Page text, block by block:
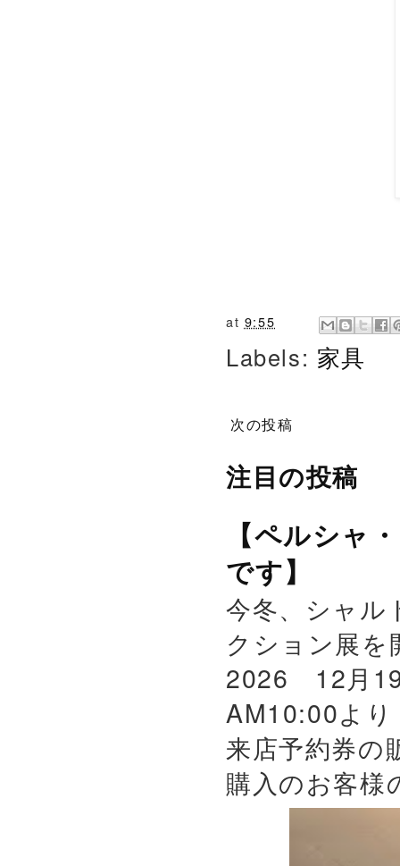
at 9:55
Labels: 家具
次の投稿
注目の投稿
【ペルシャ
です】
今冬、シャル
クション展
2026 12月19
AM10:00よ
来店予約券の
購入のお客様